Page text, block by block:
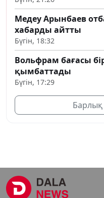
Медеу Арынбаев
хабарды айтты
Бүгін, 18:32
Вольфрам бағасы
қымбаттады
Бүгін, 17:29